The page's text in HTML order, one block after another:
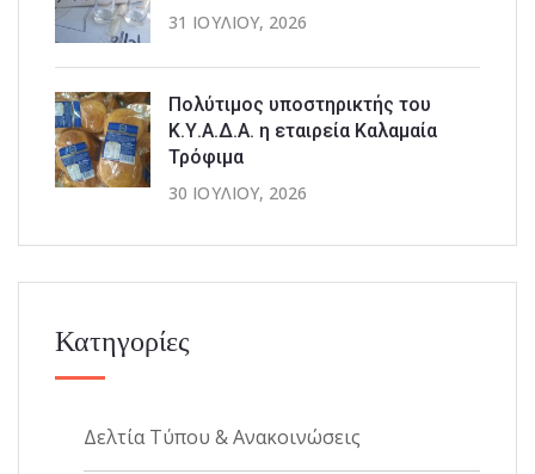
31 ΙΟΥΛΊΟΥ, 2026
Πολύτιμος υποστηρικτής του
Κ.Υ.Α.Δ.Α. η εταιρεία Καλαμαία
Τρόφιμα
30 ΙΟΥΛΊΟΥ, 2026
Κατηγορίες
Δελτία Τύπου & Ανακοινώσεις